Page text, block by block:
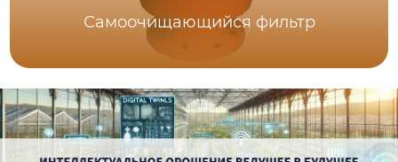
Самоочищающийся фильтр